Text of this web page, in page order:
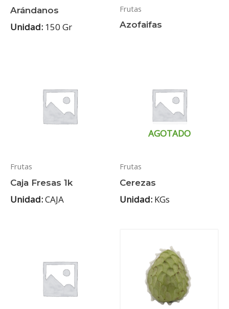
Arándanos
Unidad: 150 Gr
Frutas
Azofaifas
Frutas
Caja Fresas 1k
Unidad:CAJA
AGOTADO
Frutas
Cerezas
Unidad: KGs